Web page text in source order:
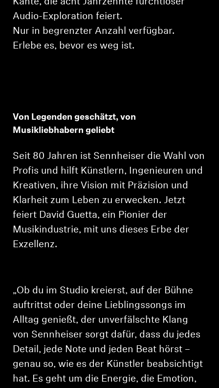
Audio-Exploration feiert.
Nur in begrenzter Anzahl verfügbar.
⁠Erlebe es, bevor es weg ist.
Von Legenden geschätzt, von
Musikliebhabern geliebt
Seit 80 Jahren ist Sennheiser die Wahl von
Profis und hilft Künstlern, Ingenieuren und
Kreativen, ihre Vision mit Präzision und
Klarheit zum Leben zu erwecken. Jetzt
feiert David Guetta, ein Pionier der
Musikindustrie, mit uns dieses Erbe der
Exzellenz.
„Ob du im Studio kreierst, auf der Bühne
auftrittst oder deine Lieblingssongs im
Alltag genießt, der unverfälschte Klang
von Sennheiser sorgt dafür, dass du jedes
Detail, jede Note und jeden Beat hörst –
genau so, wie es der Künstler beabsichtigt
hat. Es geht um die Energie, die Emotion,